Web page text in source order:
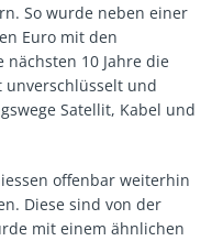
So wurde neben einer
Euro mit den
10 Jahre die
und
Satellit, Kabel und
offenbar weiterhin
Diese sind von der
mit einem ähnlichen